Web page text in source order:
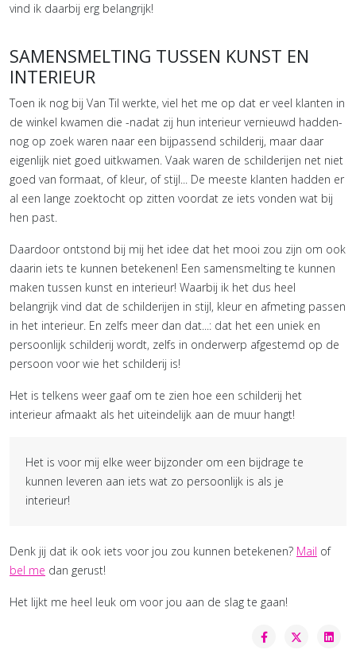
vind ik daarbij erg belangrijk!
SAMENSMELTING TUSSEN KUNST EN
INTERIEUR
Toen ik nog bij Van Til werkte, viel het me op dat er veel klanten in
de winkel kwamen die -nadat zij hun interieur vernieuwd hadden-
nog op zoek waren naar een bijpassend schilderij, maar daar
eigenlijk niet goed uitkwamen. Vaak waren de schilderijen net niet
goed van formaat, of kleur, of stijl... De meeste klanten hadden er
al een lange zoektocht op zitten voordat ze iets vonden wat bij
hen past.
Daardoor ontstond bij mij het idee dat het mooi zou zijn om ook
daarin iets te kunnen betekenen! Een samensmelting te kunnen
maken tussen kunst en interieur! Waarbij ik het dus heel
belangrijk vind dat de schilderijen in stijl, kleur en afmeting passen
in het interieur. En zelfs meer dan dat...: dat het een uniek en
persoonlijk schilderij wordt, zelfs in onderwerp afgestemd op de
persoon voor wie het schilderij is!
Het is telkens weer gaaf om te zien hoe een schilderij het
interieur afmaakt als het uiteindelijk aan de muur hangt!
Het is voor mij elke weer bijzonder om een bijdrage te
kunnen leveren aan iets wat zo persoonlijk is als je
interieur!
Denk jij dat ik ook iets voor jou zou kunnen betekenen? Mail of
bel me dan gerust!
Het lijkt me heel leuk om voor jou aan de slag te gaan!